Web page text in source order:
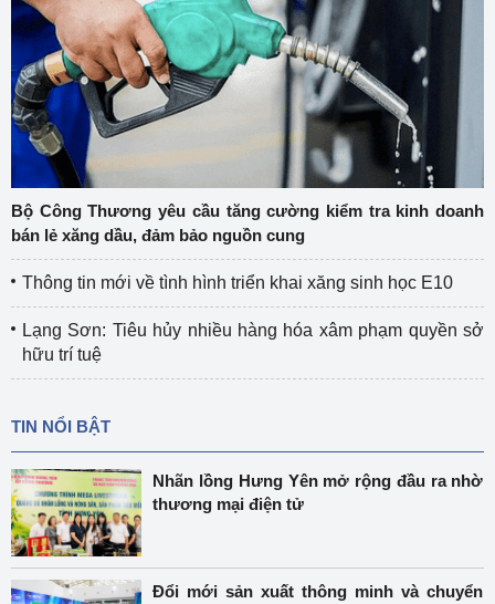
Bộ Công Thương yêu cầu tăng cường kiểm tra kinh doanh
bán lẻ xăng dầu, đảm bảo nguồn cung
Thông tin mới về tình hình triển khai xăng sinh học E10
Lạng Sơn: Tiêu hủy nhiều hàng hóa xâm phạm quyền sở
hữu trí tuệ
TIN NỔI BẬT
Nhãn lồng Hưng Yên mở rộng đầu ra nhờ
thương mại điện tử
Đổi mới sản xuất thông minh và chuyển